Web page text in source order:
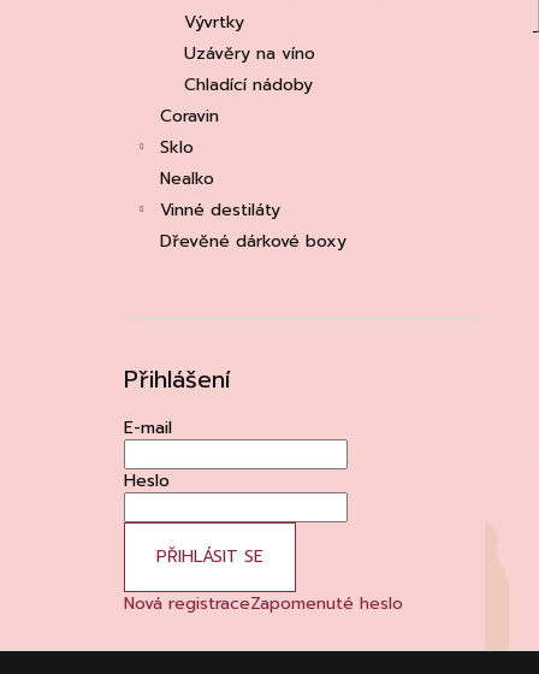
Vývrtky
Uzávěry na víno
Chladící nádoby
Coravin
Sklo
Nealko
Vinné destiláty
Dřevěné dárkové boxy
Přihlášení
E-mail
Heslo
PŘIHLÁSIT SE
Nová registraceZapomenuté heslo